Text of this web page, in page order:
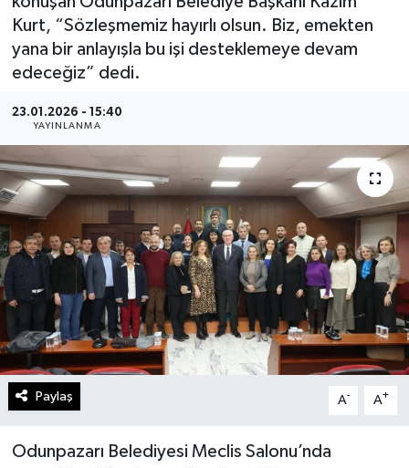
Kurt, “Sözleşmemiz hayırlı olsun. Biz, emekten
yana bir anlayışla bu işi desteklemeye devam
edeceğiz” dedi.
23.01.2026 - 15:40
YAYINLANMA
Paylaş A- A+
Odunpazarı Belediyesi Meclis Salonu’nda
Genel
Gündem
Kültür Sanat
Magazin
Politika
Sağlık
Spor
Teknoloji
Yaşam
Yurttan